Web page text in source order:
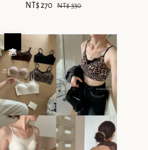
Sale
NT$ 270 Regular
NT$ 330